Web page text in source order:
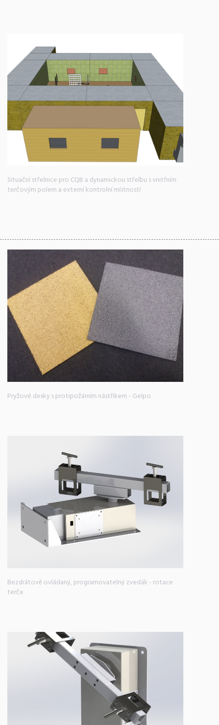
Situační střelnice pro CQB a dynamickou střelbu s vnitřním
terčovým polem a externí kontrolní místností
Pryžové desky s protipožárním nástřikem - Gelpo
Bezdrátově ovládaný, programovatelný zvedák - rotace
terče